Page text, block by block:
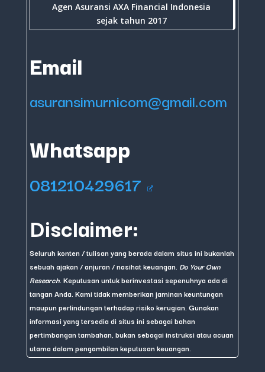
Agen Asuransi AXA Financial Indonesia
sejak tahun 2017
Email
asuransimurnicom@gmail.com
Whatsapp
081210429617
Disclaimer:
Seluruh konten / tulisan yang berada dalam situs ini bukanlah
sebuah ajakan / anjuran / nasihat keuangan. Do Your Own
Research . Keputusan untuk berinvestasi sepenuhnya ada di
tangan Anda. Kami tidak memberikan jaminan keuntungan
maupun perlindungan terhadap risiko kerugian. Gunakan
informasi yang tersedia di situs ini sebagai bahan
pertimbangan tambahan, bukan sebagai instruksi atau acuan
utama dalam pengambilan keputusan keuangan.